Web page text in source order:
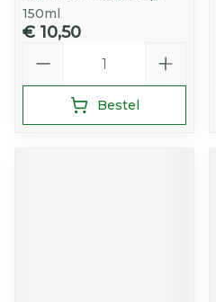
150ml
€ 10,50
Bestel